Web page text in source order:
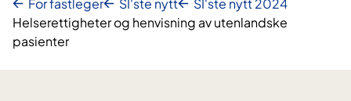
Helserettigheter og henvisning av utenlandske
pasienter